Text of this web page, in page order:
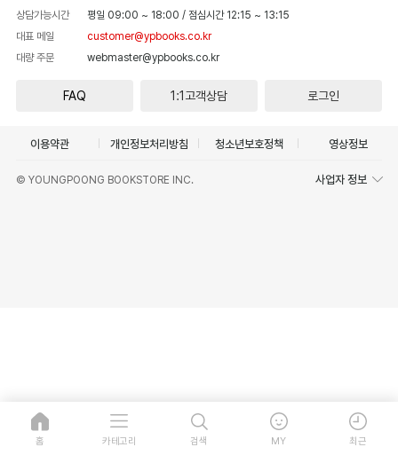
상담가능시간 평일 09:00 ~ 18:00 / 점심시간 12:15 ~ 13:15
대표 메일
customer@ypbooks.co.kr
대량 주문
webmaster@ypbooks.co.kr
FAQ 1:1고객상담 로그인
이용약관 개인정보처리방침 청소년보호정책 영상정보
© YOUNGPOONG BOOKSTORE INC. 사업자 정보
홈 카테고리 검색 MY 최근